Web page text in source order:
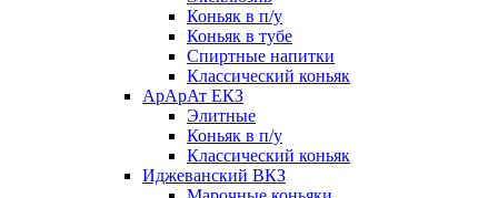
Коньяк в п/у
Коньяк в тубе
Спиртные напитки
Классический коньяк
АрАрАт ЕКЗ
Элитные
Коньяк в п/у
Классический коньяк
Иджеванский ВКЗ